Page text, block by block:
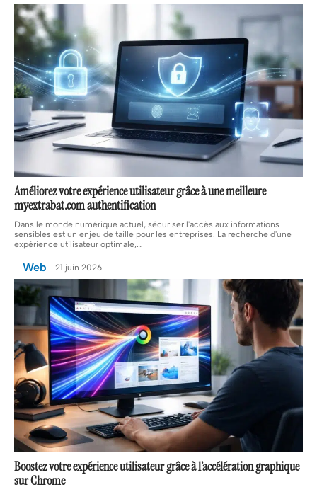
Améliorez votre expérience utilisateur grâce à une meilleure
myextrabat.com authentification
Dans le monde numérique actuel, sécuriser l'accès aux informations
sensibles est un enjeu de taille pour les entreprises. La recherche d'une
expérience utilisateur optimale,…
Web 21 juin 2026
Boostez votre expérience utilisateur grâce à l’accélération graphique
sur Chrome